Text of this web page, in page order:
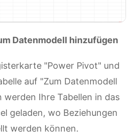
Datenmodell hinzufügen
"Power Pivot" und
auf "Zum Datenmodell
werden Ihre Tabellen in das
geladen, wo Beziehungen
werden können.